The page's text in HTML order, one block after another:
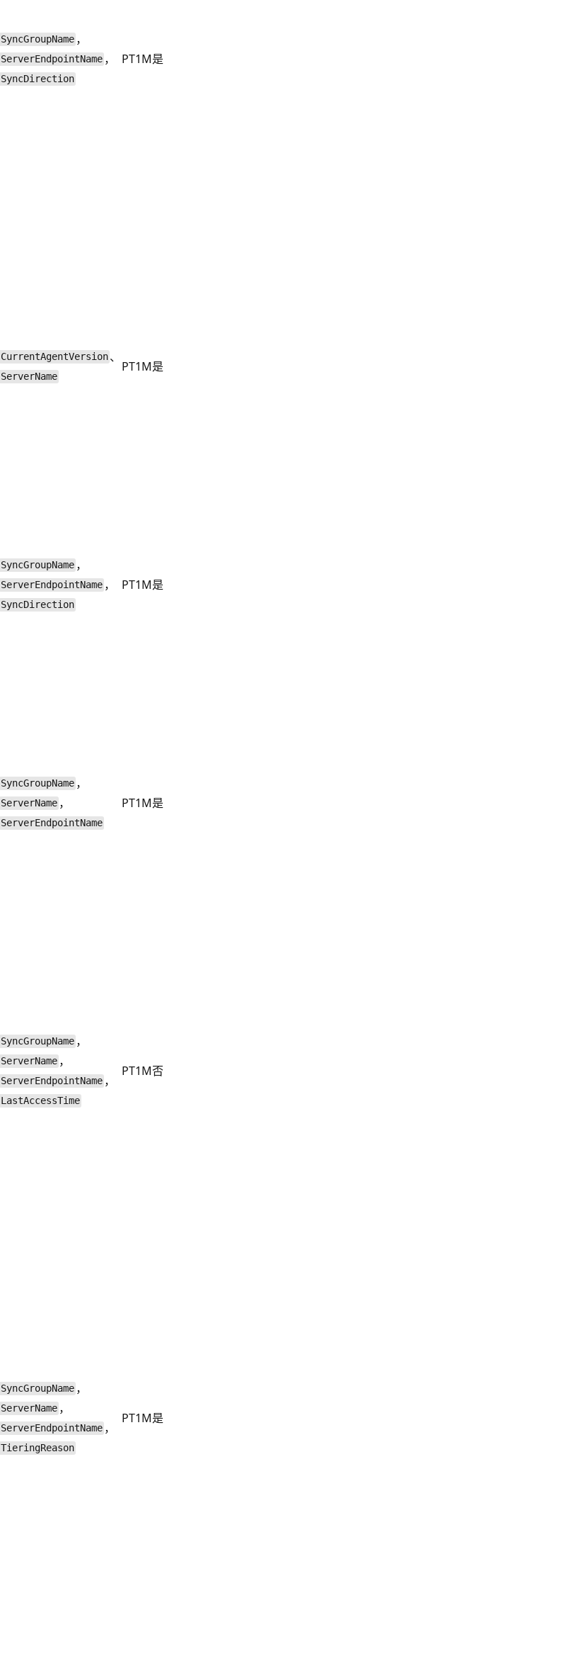
SyncGroupName ，
ServerEndpointName ，
SyncDirection
PT1M是
CurrentAgentVersion 、
ServerName
PT1M是
SyncGroupName ，
ServerEndpointName ，
SyncDirection
PT1M是
SyncGroupName ，
ServerName ，
ServerEndpointName
PT1M是
SyncGroupName ，
ServerName ，
ServerEndpointName ，
LastAccessTime
PT1M否
SyncGroupName ，
ServerName ，
ServerEndpointName ，
TieringReason
PT1M是